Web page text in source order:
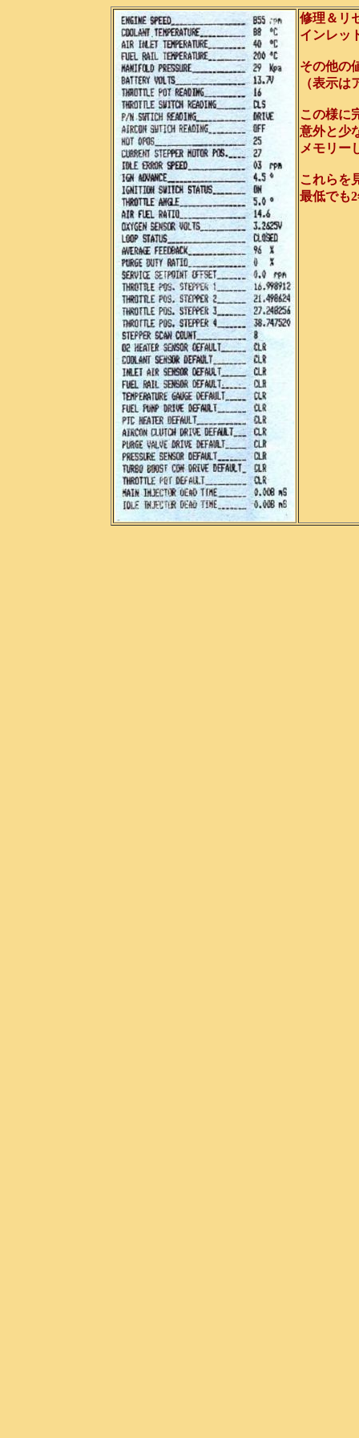
修理＆リ
インレッ
その他の
（表示は
この様に
意外と少
メモリー
これらを
最低でも